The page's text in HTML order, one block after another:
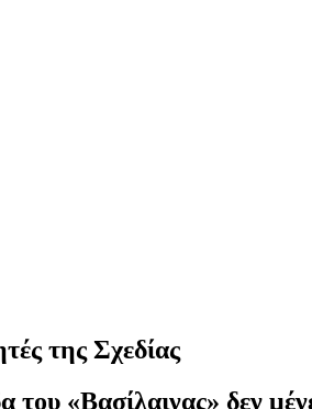
της Σχεδίας
«Βασίλαινας» δεν